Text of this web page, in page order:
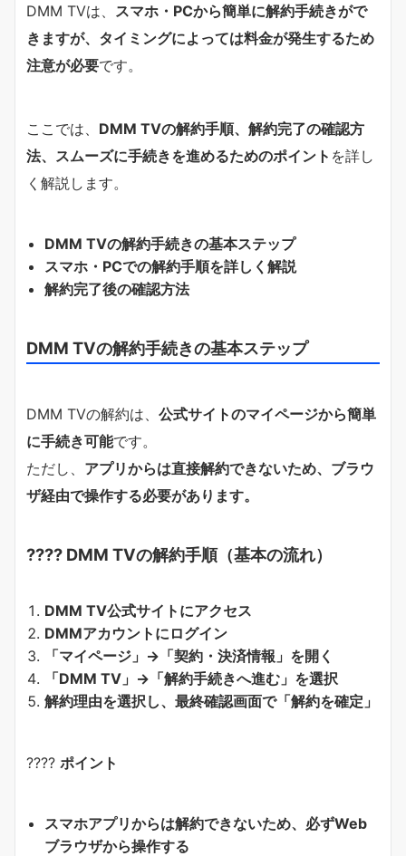
DMM TVは、 スマホ・PCから簡単に解約手続きがで
きますが、タイミングによっては料金が発生するため
注意が必要です。
ここでは、 DMM TVの解約手順、解約完了の確認方
法、スムーズに手続きを進めるためのポイント を詳し
く解説します。
DMM TVの解約手続きの基本ステップ
スマホ・PCでの解約手順を詳しく解説
解約完了後の確認方法
DMM TVの解約手続きの基本ステップ
DMM TVの解約は、 公式サイトのマイページから簡単
に手続き可能です。
ただし、 アプリからは直接解約できないため、ブラウ
ザ経由で操作する必要があります。
???? DMM TVの解約手順（基本の流れ）
DMM TV公式サイトにアクセス
DMMアカウントにログイン
「マイページ」→「契約・決済情報」を開く
「DMM TV」→「解約手続きへ進む」を選択
解約理由を選択し、最終確認画面で「解約を確定」
???? ポイント
スマホアプリからは解約できないため、必ずWeb
ブラウザから操作する